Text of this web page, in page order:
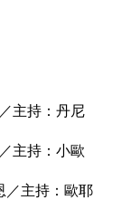
主持：丹尼
主持：小歐
／主持：歐耶